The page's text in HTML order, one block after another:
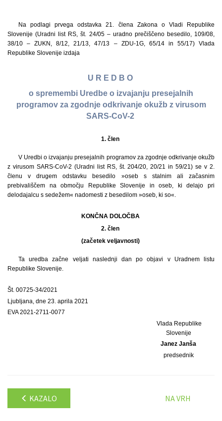
Na podlagi prvega odstavka 21. člena Zakona o Vladi Republike
Slovenije (Uradni list RS, št. 24/05 – uradno prečiščeno besedilo, 109/08,
38/10 – ZUKN, 8/12, 21/13, 47/13 – ZDU-1G, 65/14 in 55/17) Vlada
Republike Slovenije izdaja
U R E D B O
o spremembi Uredbe o izvajanju presejalnih
programov za zgodnje odkrivanje okužb z virusom
SARS-CoV-2
1. člen
V Uredbi o izvajanju presejalnih programov za zgodnje odkrivanje okužb
z virusom SARS-CoV-2 (Uradni list RS, št. 204/20, 20/21 in 59/21) se v 2.
členu v drugem odstavku besedilo »oseb s stalnim ali začasnim
prebivališčem na območju Republike Slovenije in oseb, ki delajo pri
delodajalcu s sedežem« nadomesti z besedilom »oseb, ki so«.
KONČNA DOLOČBA
2. člen
(začetek veljavnosti)
Ta uredba začne veljati naslednji dan po objavi v Uradnem listu
Republike Slovenije.
Št. 00725-34/2021
Ljubljana, dne 23. aprila 2021
EVA 2021-2711-0077
Vlada Republike
Slovenije
Janez Janša
predsednik
KAZALO NA VRH